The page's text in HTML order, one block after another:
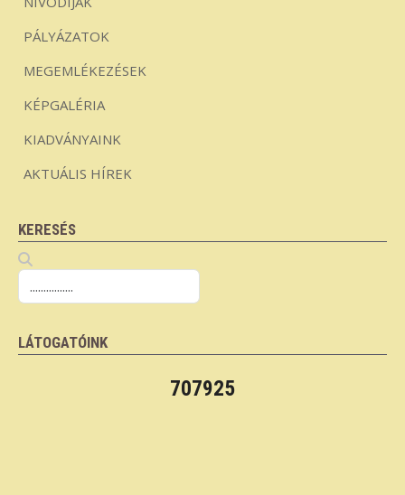
PÁLYÁZATOK
MEGEMLÉKEZÉSEK
KÉPGALÉRIA
KIADVÁNYAINK
AKTUÁLIS HÍREK
KERESÉS
LÁTOGATÓINK
707925